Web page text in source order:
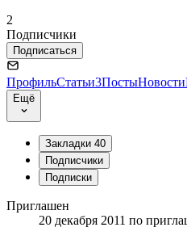
2
Подписчики
Подписаться
ПрофильСтатьи3ПостыНовости
Ещё
Закладки 40
Подписчики
Подписки
Приглашен
20 декабря 2011 по